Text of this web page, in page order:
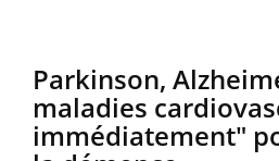
Parkinson,
maladies
immédiatement"